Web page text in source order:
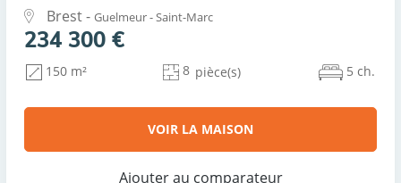
Brest - Guelmeur - Saint-Marc
234 300 €
150 m² 8 pièce(s) 5 ch.
VOIR LA MAISON
Ajouter au comparateur